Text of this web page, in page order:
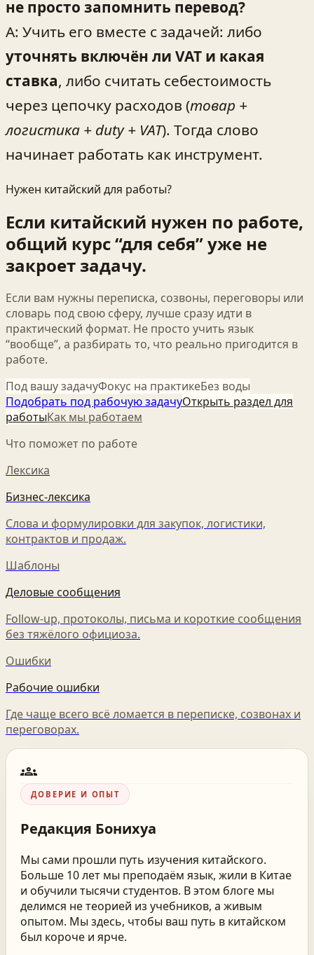
не просто запомнить перевод?
A: Учить его вместе с задачей: либо
уточнять включён ли VAT и какая
ставка, либо считать себестоимость
через цепочку расходов (товар +
логистика + duty + VAT). Тогда слово
начинает работать как инструмент.
Нужен китайский для работы?
Если китайский нужен по работе,
общий курс “для себя” уже не
закроет задачу.
Если вам нужны переписка, созвоны, переговоры или
словарь под свою сферу, лучше сразу идти в
практический формат. Не просто учить язык
“вообще”, а разбирать то, что реально пригодится в
работе.
Под вашу задачуФокус на практикеБез воды
Подобрать под рабочую задачуОткрыть раздел для
работыКак мы работаем
Что поможет по работе
Лексика
Бизнес-лексика
Слова и формулировки для закупок, логистики,
контрактов и продаж.
Шаблоны
Деловые сообщения
Follow-up, протоколы, письма и короткие сообщения
без тяжёлого официоза.
Ошибки
Рабочие ошибки
Где чаще всего всё ломается в переписке, созвонах и
переговорах.
groups
ДОВЕРИЕ И ОПЫТ
Редакция Бонихуа
Мы сами прошли путь изучения китайского.
Больше 10 лет мы преподаём язык, жили в Китае
и обучили тысячи студентов. В этом блоге мы
делимся не теорией из учебников, а живым
опытом. Мы здесь, чтобы ваш путь в китайском
был короче и ярче.